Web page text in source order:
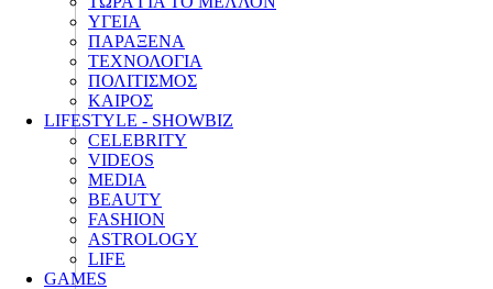
ΥΓΕΙΑ
ΠΑΡΑΞΕΝΑ
ΤΕΧΝΟΛΟΓΙΑ
ΠΟΛΙΤΙΣΜΟΣ
ΚΑΙΡΟΣ
LIFESTYLE - SHOWBIZ
CELEBRITY
VIDEOS
MEDIA
BEAUTY
FASHION
ASTROLOGY
LIFE
GAMES